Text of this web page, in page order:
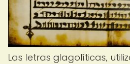
Las letras glagolíticas,